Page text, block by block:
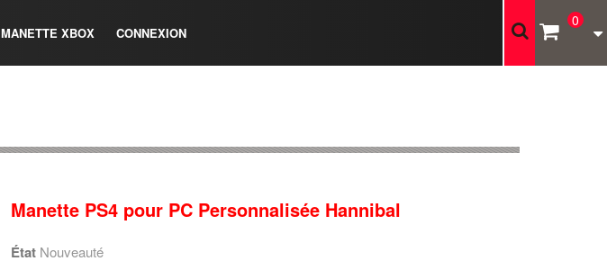
MANETTE XBOX CONNEXION
0
Manette PS4 pour PC Personnalisée Hannibal
État Nouveauté